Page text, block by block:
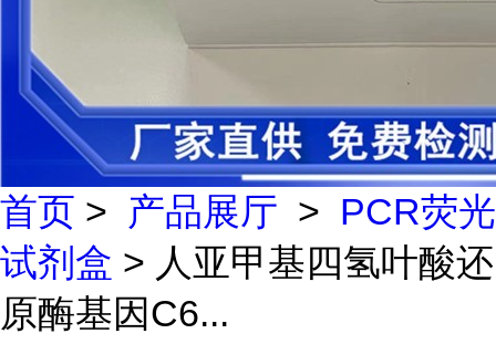
首页 > 产品展厅 > PCR荧光
试剂盒 > 人亚甲基四氢叶酸还
原酶基因C6...